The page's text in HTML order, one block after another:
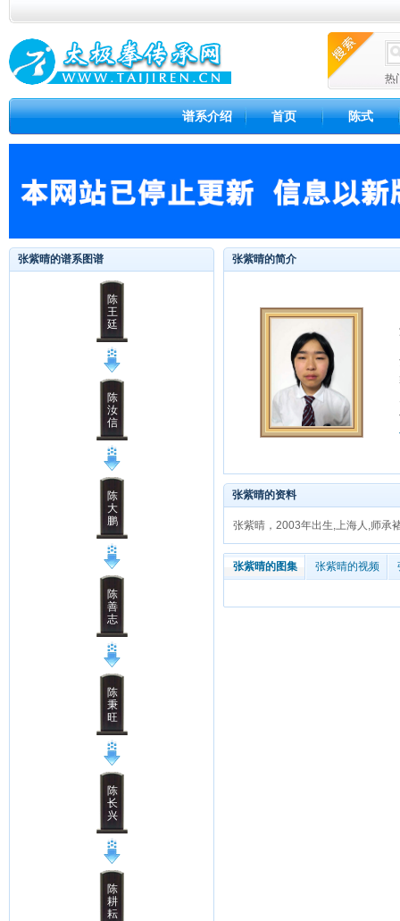
热
谱系介绍 首页 陈式
张紫晴的谱系图谱
陈
王
廷
陈
汝
信
陈
大
鹏
陈
善
志
陈
秉
旺
陈
长
兴
陈
耕
耘
张紫晴的简介
张紫晴的资料
张紫晴，2003年出生,上海人,师承
张紫晴的图集 张紫晴的视频